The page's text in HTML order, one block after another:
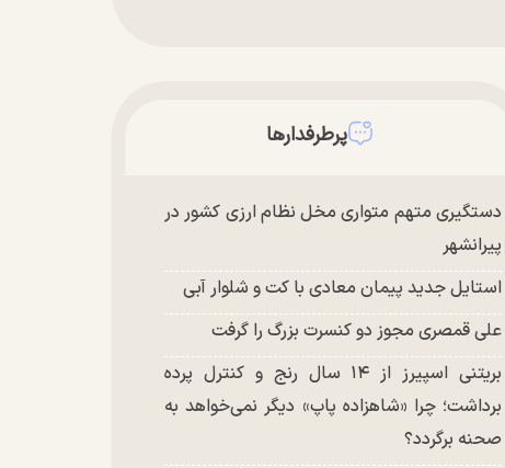
پرطرفدارها
دستگیری متهم متواری مخل نظام ارزی کشور در
پیرانشهر
استایل جدید پیمان معادی با کت و شلوار آبی
علی قمصری مجوز دو کنسرت بزرگ را گرفت
بریتنی اسپیرز از ۱۴ سال رنج و کنترل پرده
برداشت؛ چرا «شاهزاده پاپ» دیگر نمی‌خواهد به
صحنه برگردد؟